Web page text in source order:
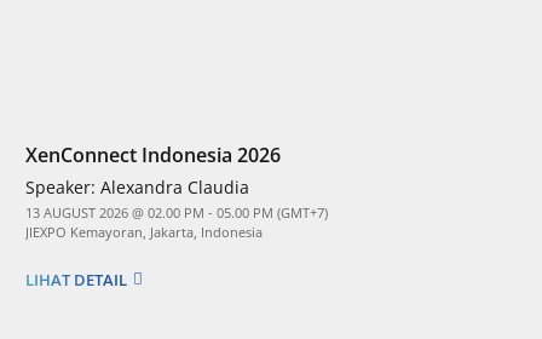
XenConnect Indonesia 2026
Speaker: Alexandra Claudia
13 AUGUST 2026 @ 02.00 PM - 05.00 PM (GMT+7)
JIEXPO Kemayoran, Jakarta, Indonesia
LIHAT DETAIL